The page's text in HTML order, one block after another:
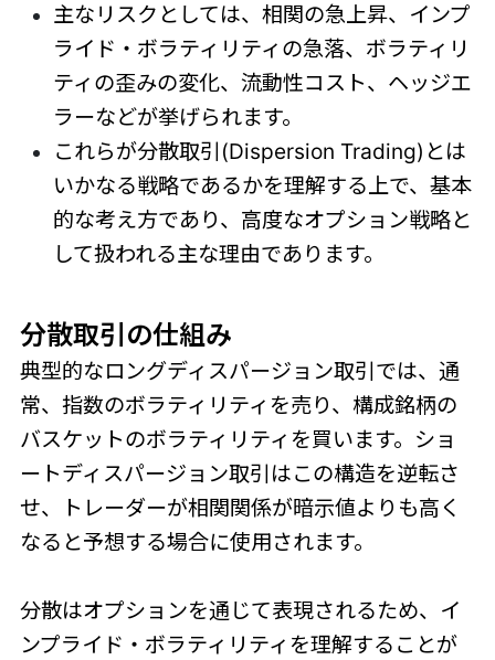
主なリスクとしては、相関の急上昇、インプ
ライド・ボラティリティの急落、ボラティリ
ティの歪みの変化、流動性コスト、ヘッジエ
ラーなどが挙げられます。
これらが分散取引(Dispersion Trading)とは
いかなる戦略であるかを理解する上で、基本
的な考え方であり、高度なオプション戦略と
して扱われる主な理由であります。
分散取引の仕組み
典型的なロングディスパージョン取引では、通
常、指数のボラティリティを売り、構成銘柄の
バスケットのボラティリティを買います。ショ
ートディスパージョン取引はこの構造を逆転さ
せ、トレーダーが相関関係が暗示値よりも高く
なると予想する場合に使用されます。
分散はオプションを通じて表現されるため、イ
ンプライド・ボラティリティを理解することが